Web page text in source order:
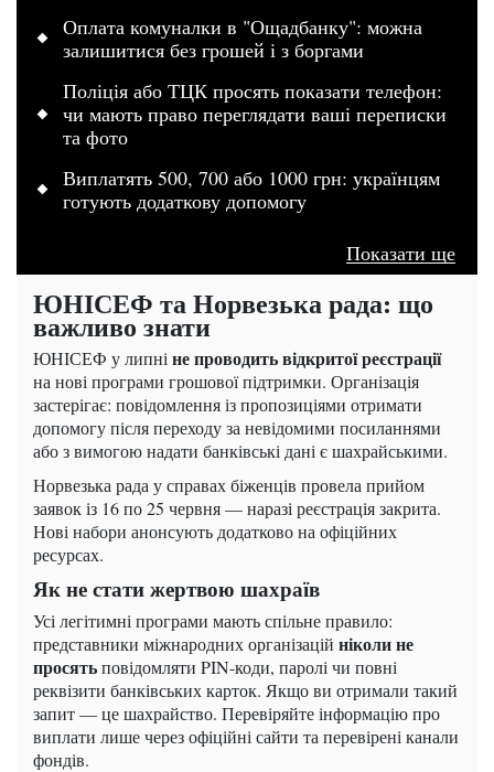
Оплата комуналки в "Ощадбанку": можна
залишитися без грошей і з боргами
Поліція або ТЦК просять показати телефон:
чи мають право переглядати ваші переписки
та фото
Виплатять 500, 700 або 1000 грн: українцям
готують додаткову допомогу
Показати ще
ЮНІСЕФ та Норвезька рада: що
важливо знати
ЮНІСЕФ у липні не проводить відкритої реєстрації
на нові програми грошової підтримки. Організація
застерігає: повідомлення із пропозиціями отримати
допомогу після переходу за невідомими посиланнями
або з вимогою надати банківські дані є шахрайськими.
Норвезька рада у справах біженців провела прийом
заявок із 16 по 25 червня — наразі реєстрація закрита.
Нові набори анонсують додатково на офіційних
ресурсах.
Як не стати жертвою шахраїв
Усі легітимні програми мають спільне правило:
представники міжнародних організацій ніколи не
просятьповідомляти PIN-коди, паролі чи повні
реквізити банківських карток. Якщо ви отримали такий
запит — це шахрайство. Перевіряйте інформацію про
виплати лише через офіційні сайти та перевірені канали
фондів.